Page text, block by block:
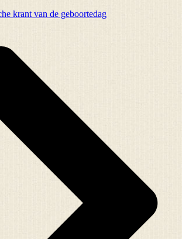
krant van de geboortedag